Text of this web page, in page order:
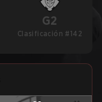
G2
Clasificación #142